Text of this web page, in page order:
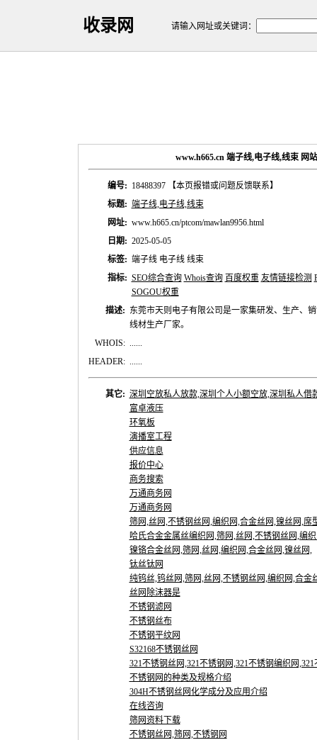
收录网 请输入网址或关键词：
www.h665.cn 端子线,电子线,线束 网
编号: 18488397
【本页报错或问题反馈联系】
标题: 端子线,电子线,线束
网址: www.h665.cn/ptcom/mawlan9956.html
日期: 2025-05-05
标签: 端子线 电子线 线束
指标: SEO综合查询 Whois查询 百度权重 友情链接检测
SOGOU权重
描述: 东莞市天则电子有限公司是一家集研发、生产、
线材生产厂家。
WHOIS: ......
HEADER: ......
其它: 深圳空放私人放款,深圳个人小额空放,深圳私人借
富卓液压
环氧板
演播室工程
供应信息
报价中心
商务搜索
万通商务网
万通商务网
筛网,丝网,不锈钢丝网,编织网,合金丝网,镍丝网,席
哈氏合金金属丝编织网,筛网,丝网,不锈钢丝网,编
镍铬合金丝网,筛网,丝网,编织网,合金丝网,镍丝网,
钛丝钛网
纯钨丝,钨丝网,筛网,丝网,不锈钢丝网,编织网,合金
丝网除沫器是
不锈钢滤网
不锈钢丝布
不锈钢平纹网
S32168不锈钢丝网
321不锈钢丝网,321不锈钢网,321不锈钢编织网
不锈钢网的种类及规格介绍
304H不锈钢丝网化学成分及应用介绍
在线咨询
筛网资料下载
不锈钢丝网,筛网,不锈钢网